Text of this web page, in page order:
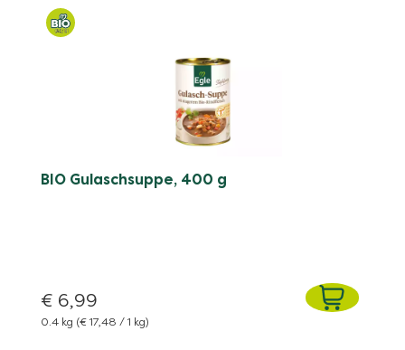
BIO Gulaschsuppe, 400 g
€ 6,99
0.4 kg (€ 17,48 / 1 kg)